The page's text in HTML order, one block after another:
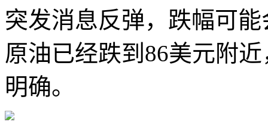
突发消息反弹，跌幅可
原油已经跌到86美元附
明确。